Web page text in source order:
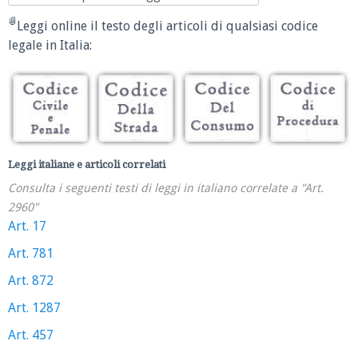
Leggi online il testo degli articoli di qualsiasi codice
legale in Italia:
Leggi italiane e articoli correlati
Consulta i seguenti testi di leggi in italiano correlate a "Art.
2960"
Art. 17
Art. 781
Art. 872
Art. 1287
Art. 457